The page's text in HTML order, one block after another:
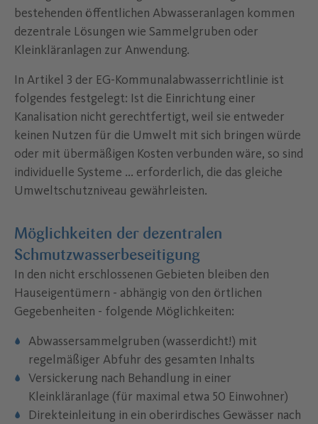
bestehenden öffentlichen Abwasseranlagen kommen
dezentrale Lösungen wie Sammelgruben oder
Kleinkläranlagen zur Anwendung.
In Artikel 3 der EG-Kommunalabwasserrichtlinie ist
folgendes festgelegt: Ist die Einrichtung einer
Kanalisation nicht gerechtfertigt, weil sie entweder
keinen Nutzen für die Umwelt mit sich bringen würde
oder mit übermäßigen Kosten verbunden wäre, so sind
individuelle Systeme ... erforderlich, die das gleiche
Umweltschutzniveau gewährleisten.
Möglichkeiten der dezentralen
Schmutzwasserbeseitigung
In den nicht erschlossenen Gebieten bleiben den
Hauseigentümern - abhängig von den örtlichen
Gegebenheiten - folgende Möglichkeiten:
Abwassersammelgruben (wasserdicht!) mit
regelmäßiger Abfuhr des gesamten Inhalts
Versickerung nach Behandlung in einer
Kleinkläranlage (für maximal etwa 50 Einwohner)
Direkteinleitung in ein oberirdisches Gewässer nach